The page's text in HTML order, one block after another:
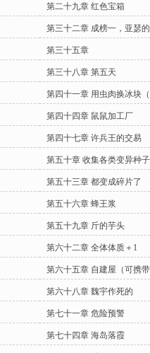
第二十九章 红色宝箱
第三十二章 成榜一，亚瑟
第三十五章
第三十八章 第五天
第四十一章 用虫肉换冰块（
第四十四章 鼠鼠加工厂
第四十七章 许兵王的交易
第五十章 收集各类变异种
第五十三章 都变成碎片了
第五十六章 蜂王浆
第五十九章 斤的芋头
第六十二章 全体体质＋1
第六十五章 自建屋（可携带
第六十八章 魏宇作死的
第七十一章 危险预警
第七十四章 海岛落霞